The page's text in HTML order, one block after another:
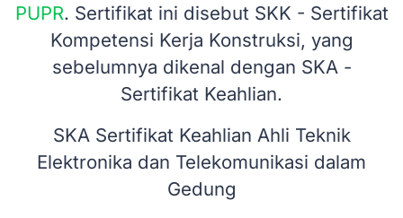
PUPR. Sertifikat ini disebut SKK - Sertifikat
Kompetensi Kerja Konstruksi, yang
sebelumnya dikenal dengan SKA -
Sertifikat Keahlian.
SKA Sertifikat Keahlian Ahli Teknik
Elektronika dan Telekomunikasi dalam
Gedung